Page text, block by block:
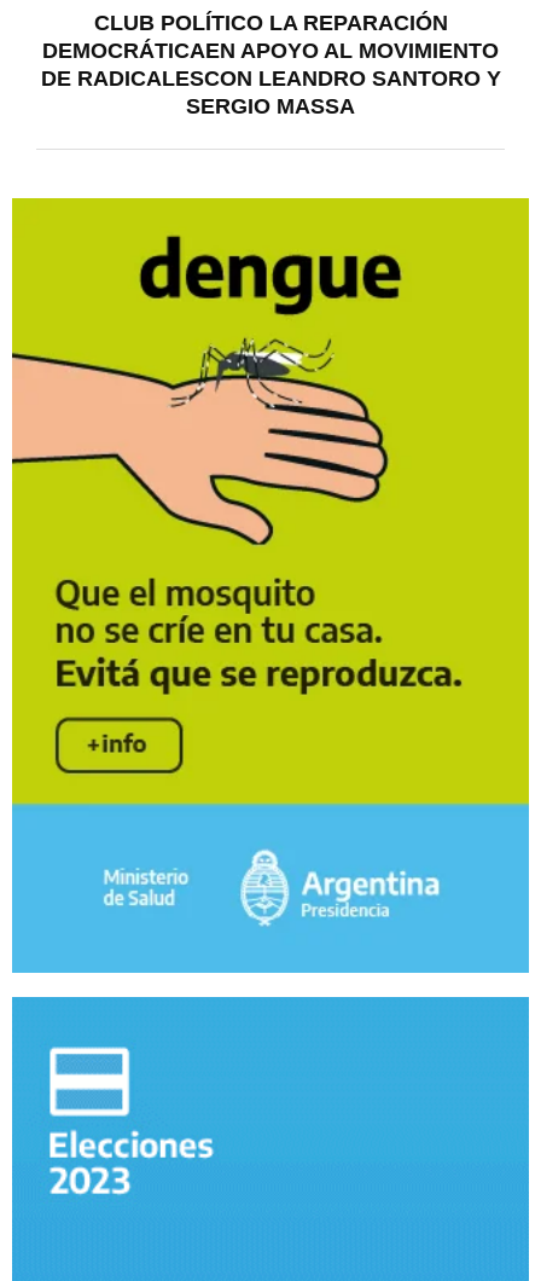
CLUB POLÍTICO LA REPARACIÓN
DEMOCRÁTICAEN APOYO AL MOVIMIENTO
DE RADICALESCON LEANDRO SANTORO Y
SERGIO MASSA